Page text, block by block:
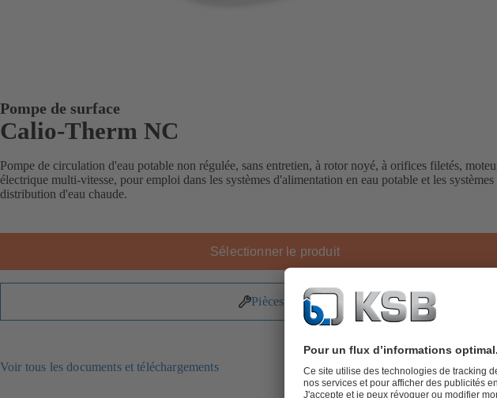
Pompe de surface
Calio-Therm NC
Pompe de circulation d'eau potable non régulée, sans entretien, à rotor noyé, à orifices filetés,
électrique multi-vitesse, pour emploi dans les systèmes d'alimentation en eau potable et les systèmes
distribution d'eau chaude.
Sélectionner le produit
Pièces détachées
Voir tous les documents et téléchargements